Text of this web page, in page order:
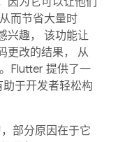
而节省大量时
兴趣， 该功能让
更改的结果， 从
Flutter 提供了一
于开发者轻松构
部分原因在于它